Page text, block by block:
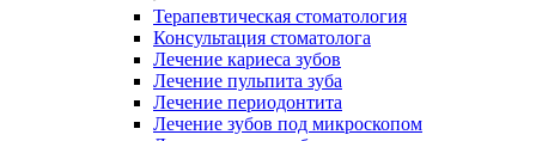
Терапевтическая стоматология
Консультация стоматолога
Лечение кариеса зубов
Лечение пульпита зуба
Лечение периодонтита
Лечение зубов под микроскопом